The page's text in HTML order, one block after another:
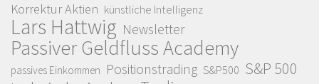
Korrektur Aktien künstliche Intelligenz
Lars Hattwig Newsletter
Passiver Geldfluss Academy
passives Einkommen Positionstrading S&P500 S&P 500